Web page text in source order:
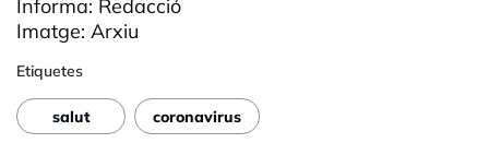
Informa: Redacció
Imatge: Arxiu
Etiquetes
salut coronavirus